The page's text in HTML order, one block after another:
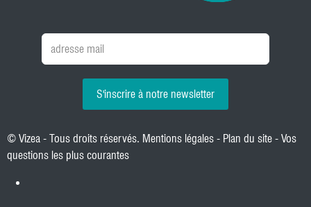
S'inscrire à notre newsletter
© Vizea - Tous droits réservés. Mentions légales - Plan du site - Vos
questions les plus courantes